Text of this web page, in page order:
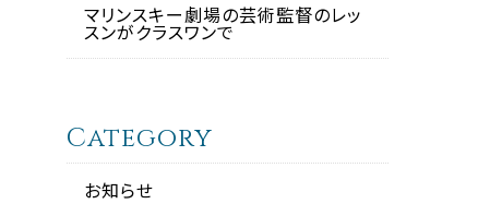
マリンスキー劇場の芸術監督のレッ
スンがクラスワンで
Category
お知らせ